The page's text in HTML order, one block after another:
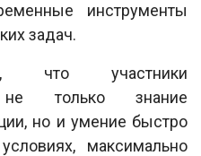
инструменты
задач.
что участники
не только знание
но и умение быстро
максимально